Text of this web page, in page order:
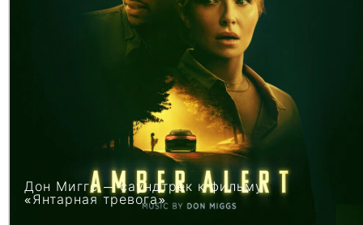
Дон Миггс — саундтрек к фильму
«Янтарная тревога»